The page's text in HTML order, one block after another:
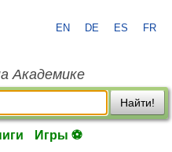
EN DE ES FR
Академике
Найти!
Игры ⚽